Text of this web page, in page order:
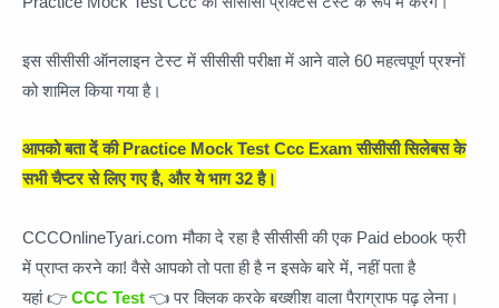
इस सीसीसी ऑनलाइन टेस्ट में सीसीसी परीक्षा में आने वाले 60 महत्वपूर्ण प्रश्नों
को शामिल किया गया है।
आपको बता दें की Practice Mock Test Ccc Exam सीसीसी सिलेबस के
सभी चैप्टर से लिए गए है, और ये भाग 32 है।
CCCOnlineTyari.com मौका दे रहा है सीसीसी की एक Paid ebook फ्री
में प्राप्त करने का! वैसे आपको तो पता ही है न इसके बारे में, नहीं पता है
यहां 👉 CCC Test 👈 पर क्लिक करके बख्शीश वाला पैराग्राफ पढ़ लेना।